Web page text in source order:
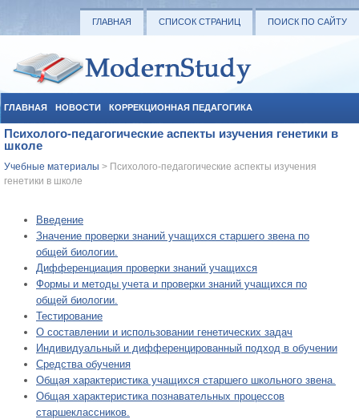
ГЛАВНАЯ СПИСОК СТРАНИЦ ПОИСК ПО САЙТУ
ГЛАВНАЯ НОВОСТИ КОРРЕКЦИОННАЯ ПЕДАГОГИКА
СОЦИАЛЬНАЯ ПЕДАГОГИКА УЧЕБНЫЕ МАТЕРИАЛЫ
Психолого-педагогические аспекты изучения генетики в
школе
Учебные материалы > Психолого-педагогические аспекты изучения
генетики в школе
Введение
Значение проверки знаний учащихся старшего звена по
общей биологии.
Дифференциация проверки знаний учащихся
Формы и методы учета и проверки знаний учащихся по
общей биологии.
Тестирование
О составлении и использовании генетических задач
Индивидуальный и дифференцированный подход в обучении
Средства обучения
Общая характеристика учащихся старшего школьного звена.
Общая характеристика познавательных процессов
старшеклассников.